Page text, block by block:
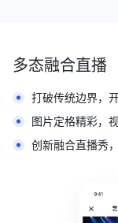
多态融合直播
打破传统边界，
图片定格精彩，
创新融合直播秀